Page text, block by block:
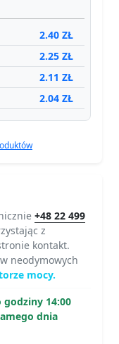
2.40 ZŁ
2.25 ZŁ
2.11 ZŁ
2.04 ZŁ
+48 22 499
z
kontakt.
neodymowych
mocy.
godziny 14:00
dnia